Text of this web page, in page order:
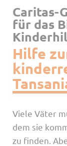
Caritas-
für das
Hilfe
Viele Väter
dem sie
zu finden.